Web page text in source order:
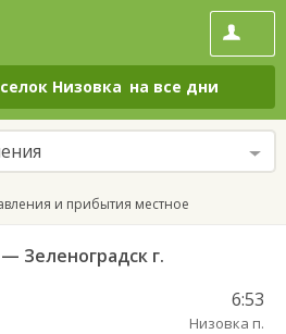
Низовка на все дни
и прибытия местное
Зеленоградск г.
6:53
Низовка п.